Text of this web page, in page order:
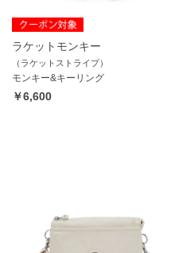
ラケットモンキー
（ラケットストライプ）
モンキー&キーリング
￥6,600